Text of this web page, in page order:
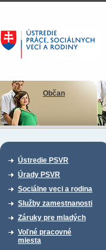
Občan
Ústredie PSVR
Úrady PSVR
Sociálne veci a rodina
Služby zamestnanosti
Záruky pre mladých
Voľné pracovné
miesta